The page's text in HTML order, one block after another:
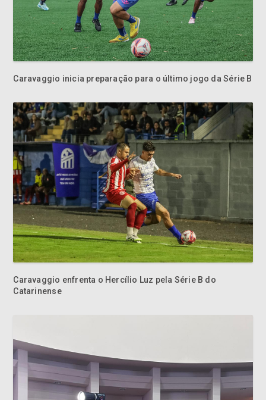
Caravaggio inicia preparação para o último jogo da Série B
Caravaggio enfrenta o Hercílio Luz pela Série B do
Catarinense